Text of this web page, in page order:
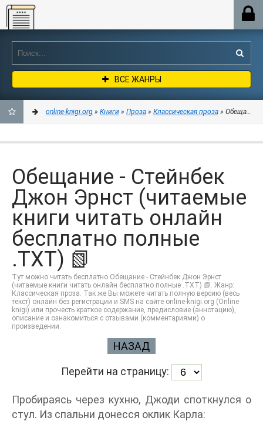
Online-knigi.org
ВСЕ ЖАНРЫ
ЗАКЛАДКИ
online-knigi.org » Книги » Проза » Классическая проза » Обещание
Обещание - Стейнбек
Джон Эрнст (читаемые
книги читать онлайн
бесплатно полные
.TXT) 📗
Тут можно читать бесплатно Обещание - Стейнбек Джон Эрнст
(читаемые книги читать онлайн бесплатно полные .TXT) 📗. Жанр:
Классическая проза. Так же Вы можете читать полную версию (весь
текст) онлайн без регистрации и SMS на сайте online-knigi.org (Online
knigi) или прочесть краткое содержание, предисловие (аннотацию),
описание и ознакомиться с отзывами (комментариями) о
произведении.
НАЗАД
Перейти на страницу:
Пробираясь через кухню, Джоди споткнулся о
стул. Из спальни донесся оклик Карла: